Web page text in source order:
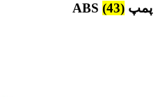
پمپ ABS (43)